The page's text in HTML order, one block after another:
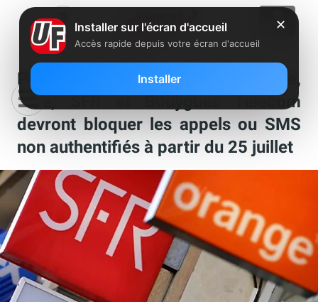
Phishing téléphonique : Orange,
Free, SFR et Bouygues Telecom
devront bloquer les appels ou SMS
non authentifiés à partir du 25 juillet
✕
Installer sur l'écran d'accueil
Accès rapide depuis votre écran d'accueil
Installer